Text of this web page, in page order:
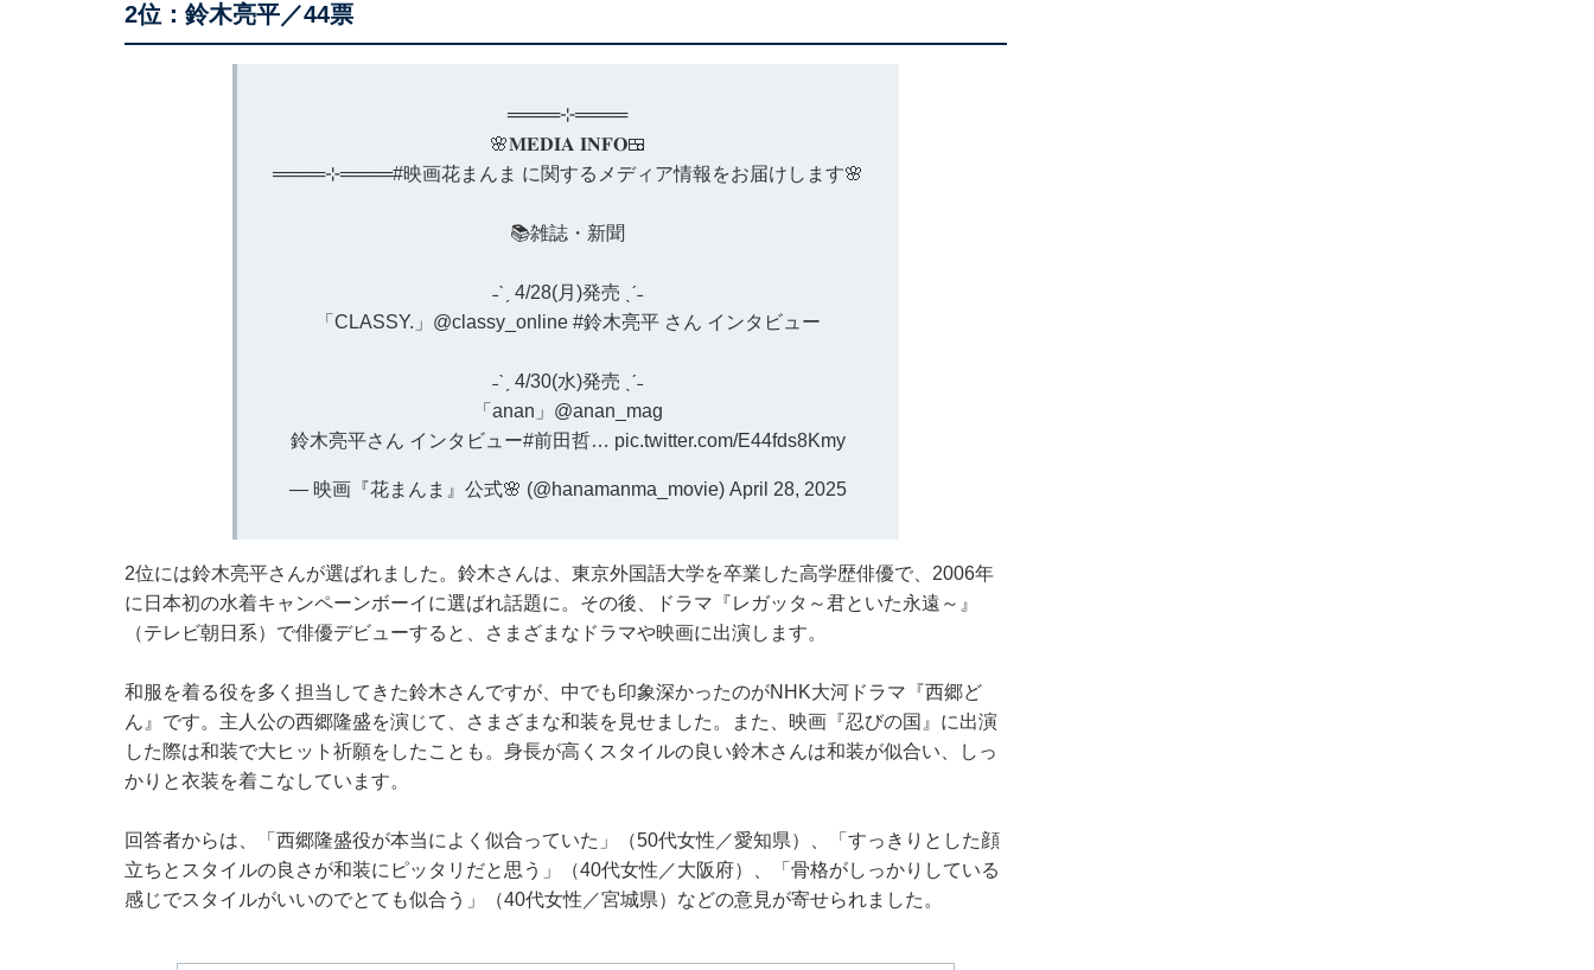
2位：鈴木亮平／44票
════⊹════
🌸𝐌𝐄𝐃𝐈𝐀 𝐈𝐍𝐅𝐎🍱
════⊹════#映画花まんま に関するメディア情報をお届けします🌸
📚雑誌・新聞
˗ˋˏ 4/28(月)発売 ˎˊ˗
「CLASSY.」 @classy_online #鈴木亮平さん インタビュー
˗ˋˏ 4/30(水)発売 ˎˊ˗
「anan」 @anan_mag
鈴木亮平さん インタビュー#前田哲… pic.twitter.com/E44fds8Kmy
— 映画『花まんま』公式🌸 (@hanamanma_movie) April 28, 2025
2位には鈴木亮平さんが選ばれました。鈴木さんは、東京外国語大学を卒業した高学歴俳優で、2006年
に日本初の水着キャンペーンボーイに選ばれ話題に。その後、ドラマ『レガッタ～君といた永遠～』
（テレビ朝日系）で俳優デビューすると、さまざまなドラマや映画に出演します。
和服を着る役を多く担当してきた鈴木さんですが、中でも印象深かったのがNHK大河ドラマ『西郷ど
ん』です。主人公の西郷隆盛を演じて、さまざまな和装を見せました。また、映画『忍びの国』に出演
した際は和装で大ヒット祈願をしたことも。身長が高くスタイルの良い鈴木さんは和装が似合い、しっ
かりと衣装を着こなしています。
回答者からは、「西郷隆盛役が本当によく似合っていた」（50代女性／愛知県）、「すっきりとした顔
立ちとスタイルの良さが和装にピッタリだと思う」（40代女性／大阪府）、「骨格がしっかりしている
感じでスタイルがいいのでとても似合う」（40代女性／宮城県）などの意見が寄せられました。